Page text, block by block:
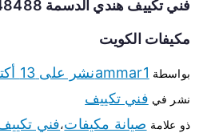
مكيفات الكويت
بواسطة ammar1نشر على 13 أكتوبر، 2020
نشر في فني تكييف
ذو علامة صيانة مكيفات،فني